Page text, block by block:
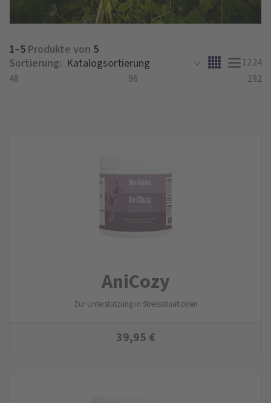
1–5 Produkte von 5
Sortierung:
1224
48
96 192
AniCozy
Zur Unterstützung in Stresssituationen
39,95 €